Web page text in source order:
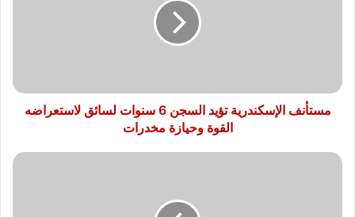
القوة
وحيازة
مستأنف الإسكندرية تؤيد السجن 6 سنوات لسائق لاستعراضه
القوة وحيازة مخدرات
مكتبة